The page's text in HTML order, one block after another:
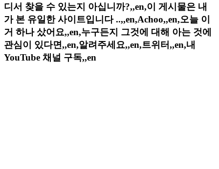
디서 찾을 수 있는지 아십니까?,,en,이 게시물은 내
가 본 유일한 사이트입니다 ..,,en,Achoo,,en,오늘 이
거 하나 샀어요,,en,누구든지 그것에 대해 아는 것에
관심이 있다면,,en,알려주세요,,en,트위터,,en,내
YouTube 채널 구독,,en